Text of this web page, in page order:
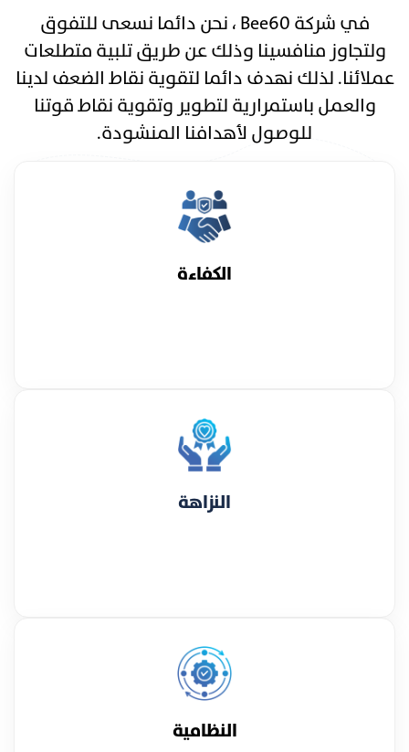
في شركة Bee60 ، نحن دائما نسعى للتفوق
ولتجاوز منافسينا وذلك عن طريق تلبية متطلعات
عملائنا. لذلك نهدف دائما لتقوية نقاط الضعف لدينا
والعمل باستمرارية لتطوير وتقوية نقاط قوتنا
للوصول لأهدافنا المنشودة.
الكفاءة
النزاهة
النظامية